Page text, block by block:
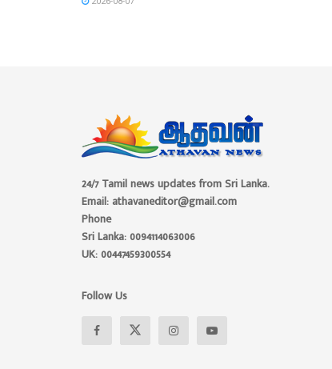
24/7 Tamil news updates from Sri Lanka.
Email: athavaneditor@gmail.com
Phone
Sri Lanka: 0094114063006
UK: 00447459300554
Follow Us